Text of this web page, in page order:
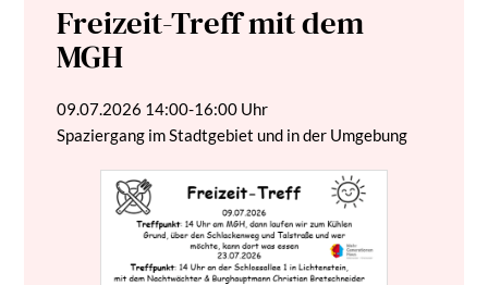
Freizeit-Treff mit dem
MGH
09.07.2026 14:00-16:00 Uhr
Spaziergang im Stadtgebiet und in der Umgebung